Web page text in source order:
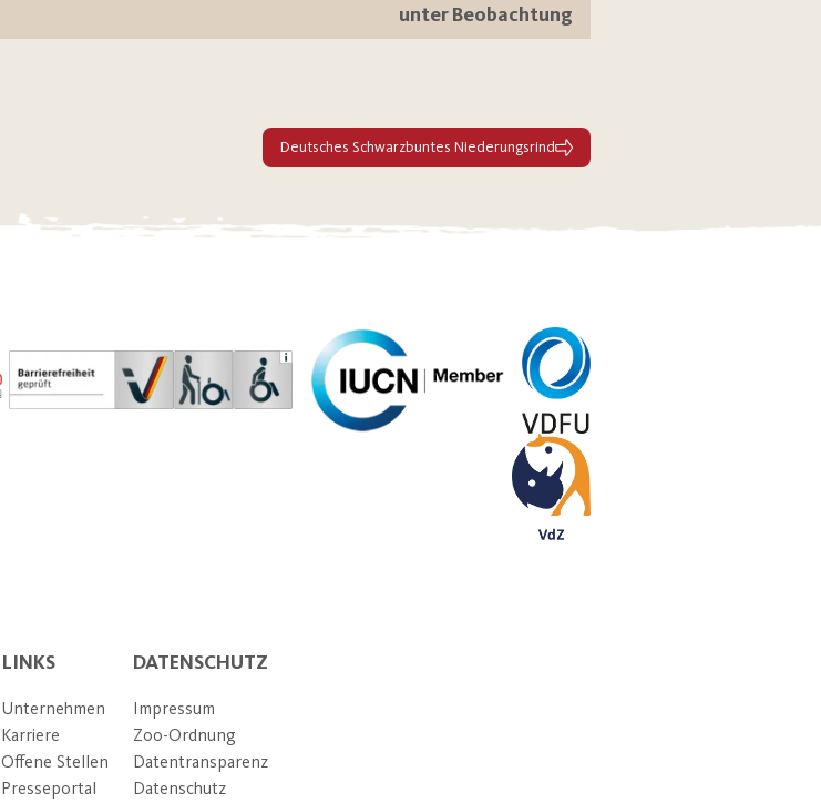
unter Beobachtung
Deutsches Schwarzbuntes Niederungsrind
LINKS
Unternehmen
Karriere
Offene Stellen
Presseportal
DATENSCHUTZ
Impressum
Zoo-Ordnung
Datentransparenz
Datenschutz